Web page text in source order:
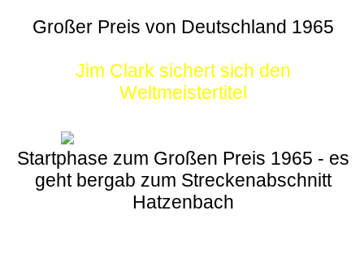
Großer Preis von Deutschland 1965
Jim Clark sichert sich den
Weltmeistertitel
Startphase zum Großen Preis 1965 - es
geht bergab zum Streckenabschnitt
Hatzenbach